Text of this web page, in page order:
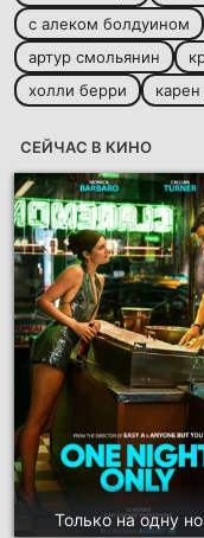
с алеком болдуином
артур смольянин
холли берри
СЕЙЧАС В КИНО
Только на одну